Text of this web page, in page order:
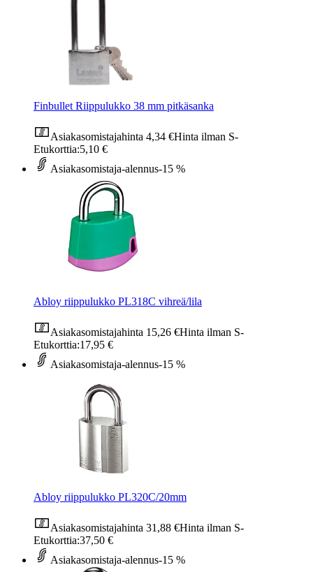
Finbullet Riippulukko 38 mm pitkäsanka
Asiakasomistajahinta 4,34 €Hinta ilman S-
Etukorttia:5,10 €
Asiakasomistaja-alennus-15 %
Abloy riippulukko PL318C vihreä/lila
Asiakasomistajahinta 15,26 €Hinta ilman S-
Etukorttia:17,95 €
Asiakasomistaja-alennus-15 %
Abloy riippulukko PL320C/20mm
Asiakasomistajahinta 31,88 €Hinta ilman S-
Etukorttia:37,50 €
Asiakasomistaja-alennus-15 %